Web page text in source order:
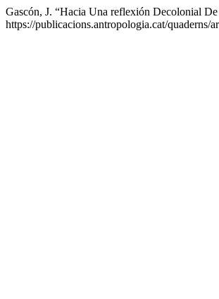
Gascón, J. “Hacia Una reflexión Decolonial
https://publicacions.antropologia.cat/quaderns/